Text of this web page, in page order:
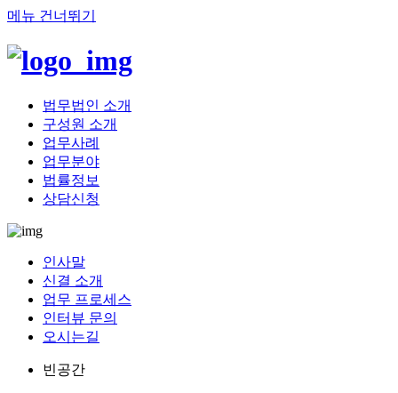
메뉴 건너뛰기
법무법인 소개
구성원 소개
업무사례
업무분야
법률정보
상담신청
인사말
신결 소개
업무 프로세스
인터뷰 문의
오시는길
빈공간